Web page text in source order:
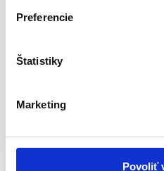
Preferencie
Štatistiky
Marketing
Povoliť
Telo – nylon
Sada obsahuje:
Paracord šnúra 3,5 mm x 2,4
Katalógové číslo:BCT-63-155
Značky:napínač šnúry,